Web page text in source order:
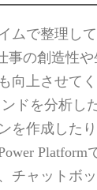
ムで整理し
事の創造性
向上させて
ドを分析し
を作成した
Platform
チャットボ